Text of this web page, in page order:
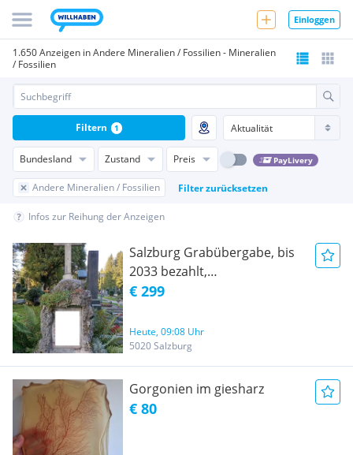
Einloggen
1.650 Anzeigen in Andere Mineralien / Fossilien - Mineralien
/ Fossilien
Bundesland Zustand Preis PayLivery
Andere Mineralien / Fossilien Filter zurücksetzen
Filtern 1
Infos zur Reihung der Anzeigen
Salzburg Grabübergabe, bis
2033 bezahlt,
Kommunalfriedhof, leicht zu
€ 299
Heute, 09:08 Uhr
5020 Salzburg
Gorgonien im giesharz
€ 80